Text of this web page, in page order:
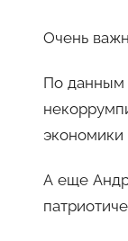
Очень
По данным
экономики
А еще